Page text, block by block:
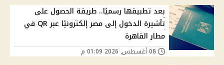
بعد تطبيقها رسميًا.. طريقة الحصول على
تأشيرة الدخول إلى مصر إلكترونيًا عبر QR في
مطار القاهرة